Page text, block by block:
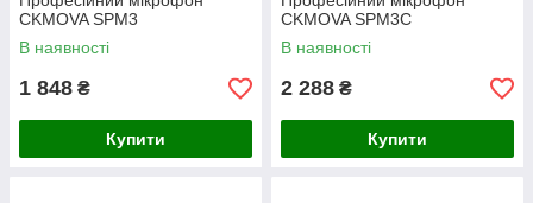
CKMOVA SPM3
В наявності
1 848 ₴
Купити
CKMOVA SPM3C
В наявності
2 288 ₴
Купити